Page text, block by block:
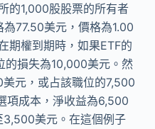
的1,000股股票的所有者
77.50美元，價格為1.00
期權到期時，如果ETF的
的損失為10,000美元。然
元，或占該職位的7,500
項成本，淨收益為6,500
3,500美元。在這個例子